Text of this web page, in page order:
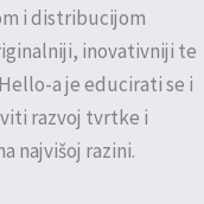
i distribucijom
inovativniji te
a je educirati se i
razvoj tvrtke i
najvišoj razini.